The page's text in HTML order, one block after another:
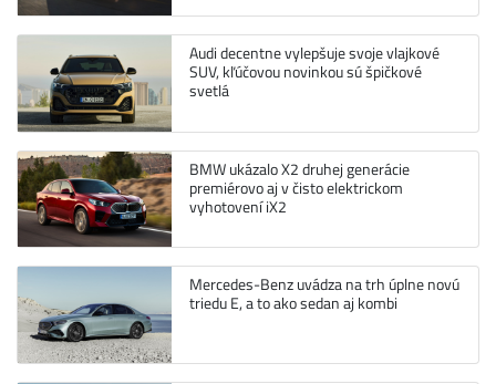
Audi decentne vylepšuje svoje vlajkové
SUV, kľúčovou novinkou sú špičkové
svetlá
BMW ukázalo X2 druhej generácie
premiérovo aj v čisto elektrickom
vyhotovení iX2
Mercedes-Benz uvádza na trh úplne novú
triedu E, a to ako sedan aj kombi